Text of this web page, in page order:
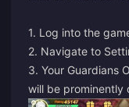
1. Log into the
2. Navigate to
3. Your Guardians
will be prominently